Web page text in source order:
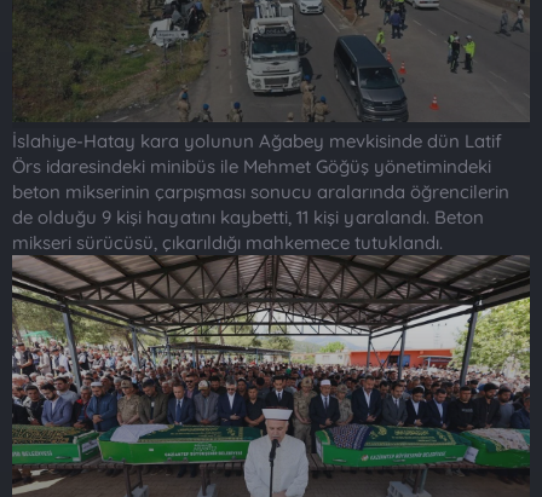
İslahiye-Hatay kara yolunun Ağabey mevkisinde dün Latif
Örs idaresindeki minibüs ile Mehmet Göğüş yönetimindeki
beton mikserinin çarpışması sonucu aralarında öğrencilerin
de olduğu 9 kişi hayatını kaybetti, 11 kişi yaralandı. Beton
mikseri sürücüsü, çıkarıldığı mahkemece tutuklandı.